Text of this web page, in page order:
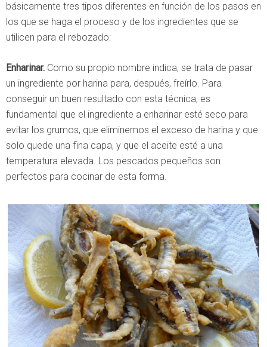
básicamente tres tipos diferentes en función de los pasos en
los que se haga el proceso y de los ingredientes que se
utilicen para el rebozado:
Enharinar. Como su propio nombre indica, se trata de pasar
un ingrediente por harina para, después, freírlo. Para
conseguir un buen resultado con esta técnica, es
fundamental que el ingrediente a enharinar esté seco para
evitar los grumos, que eliminemos el exceso de harina y que
solo quede una fina capa, y que el aceite esté a una
temperatura elevada. Los pescados pequeños son
perfectos para cocinar de esta forma.